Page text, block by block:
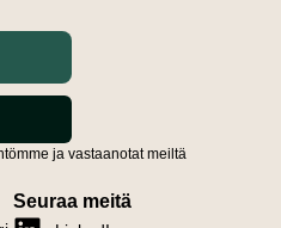
ja vastaanotat meiltä
Seuraa meitä